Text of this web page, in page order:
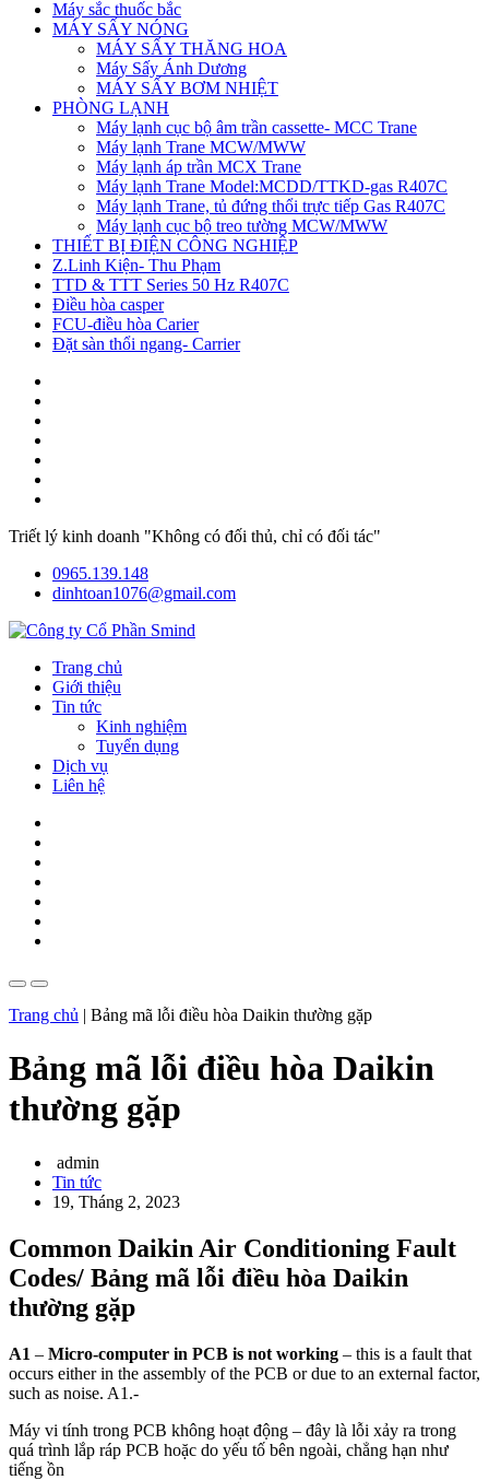
Máy sắc thuốc bắc
MÁY SẤY NÓNG
MÁY SẤY THĂNG HOA
Máy Sấy Ánh Dương
MÁY SẤY BƠM NHIỆT
PHÒNG LẠNH
Máy lạnh cục bộ âm trần cassette- MCC Trane
Máy lạnh Trane MCW/MWW
Máy lạnh áp trần MCX Trane
Máy lạnh Trane Model:MCDD/TTKD-gas R407C
Máy lạnh Trane, tủ đứng thổi trực tiếp Gas R407C
Máy lạnh cục bộ treo tường MCW/MWW
THIẾT BỊ ĐIỆN CÔNG NGHIỆP
Z.Linh Kiện- Thu Phạm
TTD & TTT Series 50 Hz R407C
Điều hòa casper
FCU-điều hòa Carier
Đặt sàn thổi ngang- Carrier
Triết lý kinh doanh "Không có đối thủ, chỉ có đối tác"
0965.139.148
dinhtoan1076@gmail.com
Trang chủ
Giới thiệu
Tin tức
Kinh nghiệm
Tuyển dụng
Dịch vụ
Liên hệ
Trang chủ | Bảng mã lỗi điều hòa Daikin thường gặp
Bảng mã lỗi điều hòa Daikin
thường gặp
admin
Tin tức
19, Tháng 2, 2023
Common Daikin Air Conditioning Fault
Codes/ Bảng mã lỗi điều hòa Daikin
thường gặp
A1 – Micro-computer in PCB is not working – this is a fault that
occurs either in the assembly of the PCB or due to an external factor,
such as noise. A1.-
Máy vi tính trong PCB không hoạt động – đây là lỗi xảy ra trong
quá trình lắp ráp PCB hoặc do yếu tố bên ngoài, chẳng hạn như
tiếng ồn